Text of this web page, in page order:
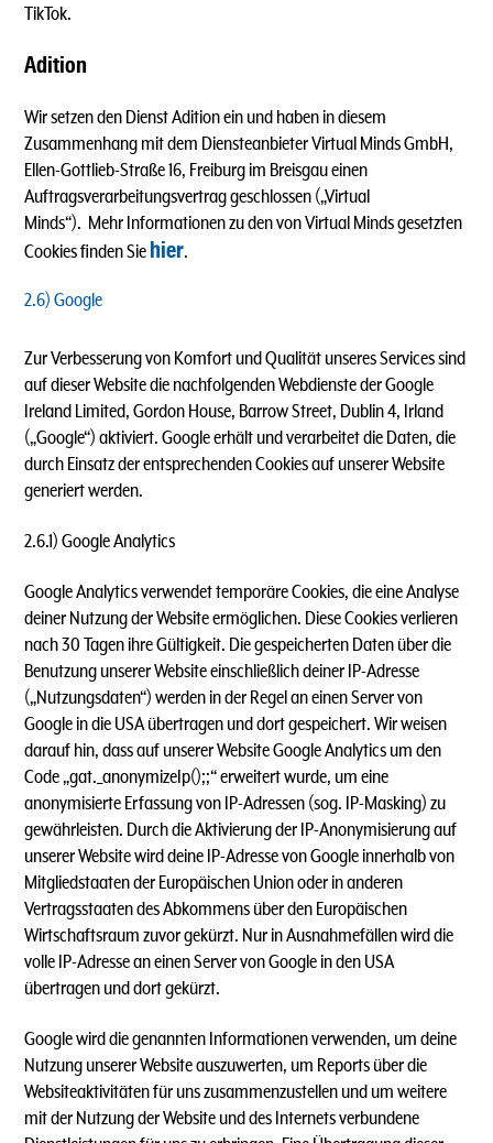
TikTok.
Adition
Wir setzen den Dienst Adition ein und haben in diesem
Zusammenhang mit dem Diensteanbieter Virtual Minds GmbH,
Ellen-Gottlieb-Straße 16, Freiburg im Breisgau einen
Auftragsverarbeitungsvertrag geschlossen („Virtual
Minds“). Mehr Informationen zu den von Virtual Minds gesetzten
Cookies finden Sie hier.
2.6) Google
Zur Verbesserung von Komfort und Qualität unseres Services sind
auf dieser Website die nachfolgenden Webdienste derGoogle
Ireland Limited, Gordon House, Barrow Street, Dublin 4, Irland
(„Google“) aktiviert. Google erhält und verarbeitet die Daten, die
durch Einsatz der entsprechenden Cookies auf unserer Website
generiert werden.
2.6.1) Google Analytics
Google Analytics verwendet temporäre Cookies, die eine Analyse
deiner Nutzung der Website ermöglichen. Diese Cookies verlieren
nach 30 Tagen ihre Gültigkeit. Die gespeicherten Daten über die
Benutzung unserer Website einschließlich deiner IP-Adresse
(„Nutzungsdaten“) werden in der Regel an einen Server von
Google in die USA übertragen und dort gespeichert. Wir weisen
darauf hin, dass auf unserer Website Google Analytics um den
Code „gat._anonymizeIp();;“ erweitert wurde, um eine
anonymisierte Erfassung von IP-Adressen (sog. IP-Masking) zu
gewährleisten. Durch die Aktivierung der IP-Anonymisierung auf
unserer Website wird deine IP-Adresse von Google innerhalb von
Mitgliedstaaten der Europäischen Union oder in anderen
Vertragsstaaten des Abkommens über den Europäischen
Wirtschaftsraum zuvor gekürzt. Nur in Ausnahmefällen wird die
volle IP-Adresse an einen Server von Google in den USA
übertragen und dort gekürzt.
Google wird die genannten Informationen verwenden, um deine
Nutzung unserer Website auszuwerten, um Reports über die
Websiteaktivitäten für uns zusammenzustellen und um weitere
mit der Nutzung der Website und des Internets verbundene